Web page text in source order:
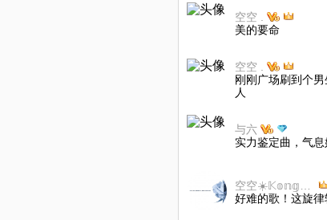
空空 .
美的要命
空空 .
刚刚广场刷到个
人
与六
实力鉴定曲，气息
好难的歌！这旋